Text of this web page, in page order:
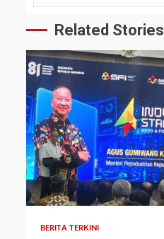
Related Stories
BERITA TERKINI